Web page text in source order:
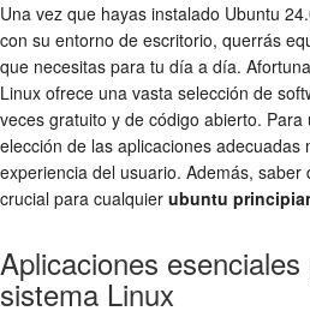
Una vez que hayas instalado Ubuntu
con su entorno de escritorio, querrás
que necesitas para tu día a día.
Linux ofrece una vasta selección de
veces gratuito y de código abierto. Para
elección de las aplicaciones adecuadas
experiencia del usuario. Además,
crucial para cualquier ubuntu
Aplicaciones
sistema Linux